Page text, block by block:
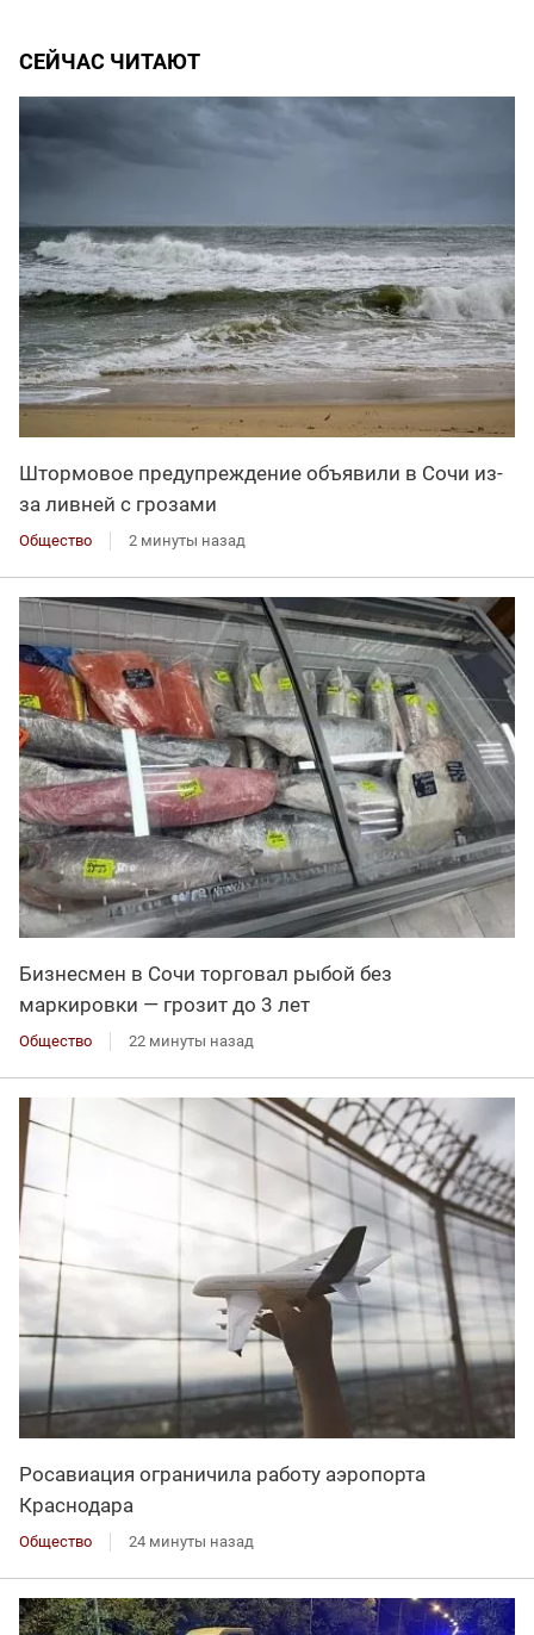
СЕЙЧАС ЧИТАЮТ
Штормовое предупреждение объявили в Сочи из-
за ливней с грозами
Общество 2 минуты назад
Бизнесмен в Сочи торговал рыбой без
маркировки — грозит до 3 лет
Общество 22 минуты назад
Росавиация ограничила работу аэропорта
Краснодара
Общество 24 минуты назад